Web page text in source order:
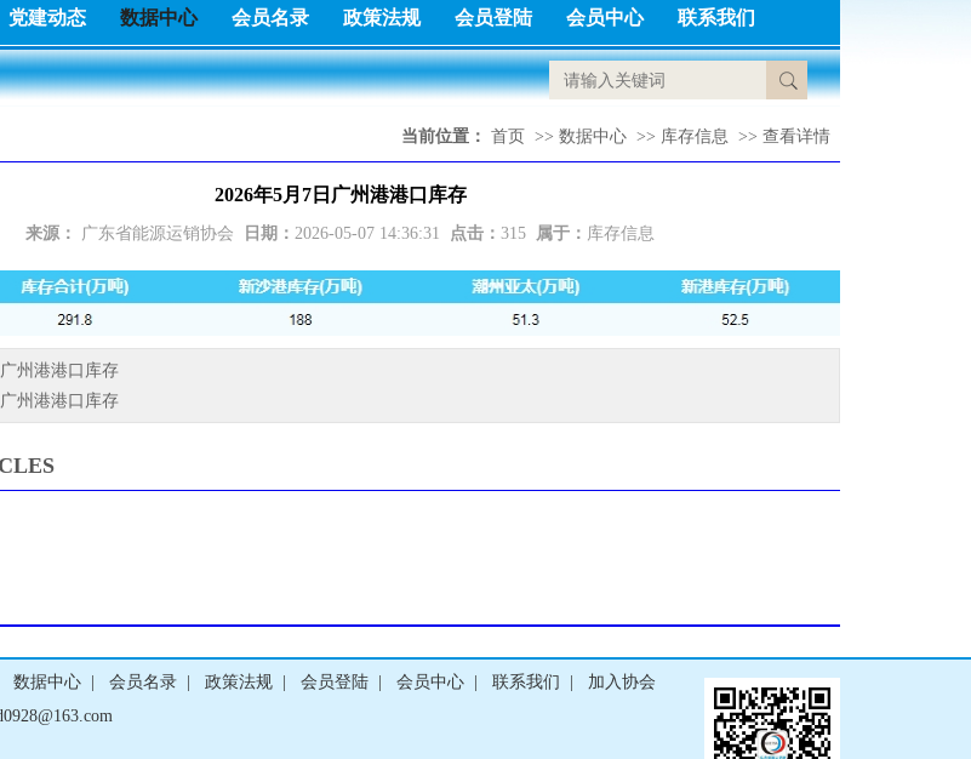
党建动态 数据中心 会员名录 政策法规 会员登陆 会员中心 联系我们
广东省能源运销协会会员单位 2026-07-23
广东省能源运销协会会员单位
广东省能源运销协会会员单位 2026-07-16
广东省能源运销协会会员单位
当前位置： 首页 >> 数据中心 >> 库存信息 >> 查看详情
2026年5月7日广州港港口库存
来源： 广东省能源运销协会 日期： 2026-05-07 14:36:31 点击： 315 属于： 库存信息
州港港口库存
州港港口库存
数据中心 会员名录 政策法规 会员登陆 会员中心 联系我们
加入协会